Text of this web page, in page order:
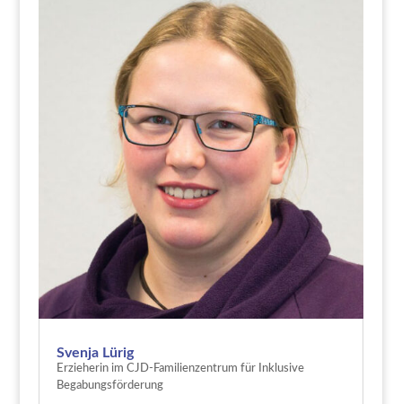
Svenja Lürig
Erzieherin im CJD-Familienzentrum für Inklusive
Begabungsförderung